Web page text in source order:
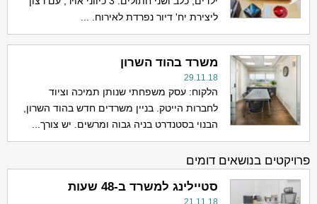
ליצירת יח' דיור נפרדת לאירוח. ...
משרד בהוד השרון
29.11.18
הלקוח: עסק משפחתי שנותן תמיכה וציוד
לחברות הייטק. בניין משרדים חדש בהוד השרון,
הבנוי בסטנדרט בניה גבוה ומרשים. יש צורך...
פרויקטים בנושאים דומים
סטיילינג למשרד ב-48 שעות
21.11.18